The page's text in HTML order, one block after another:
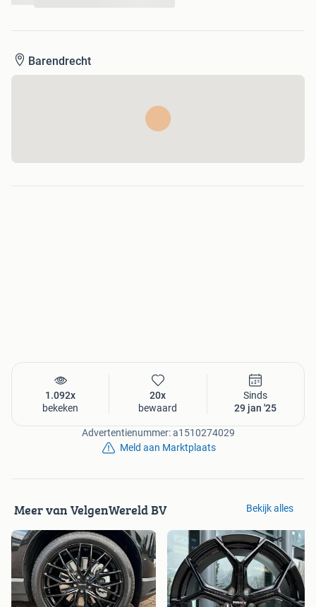
E-mail: info@velgenwereld.nl
of bel/whatsapp:
06-13858563 (b.g.g. 0180-629086)
Barendrecht
1.092x
bekeken
20x
bewaard
Sinds
29 jan '25
Advertentienummer: a1510274029
Meld aan Marktplaats
Meer van VelgenWereld BV Bekijk alles